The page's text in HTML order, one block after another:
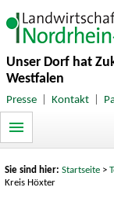
Unser Dorf hat
Westfalen
Presse| Kontakt|
Sie sind hier:Startseite >
Kreis Höxter